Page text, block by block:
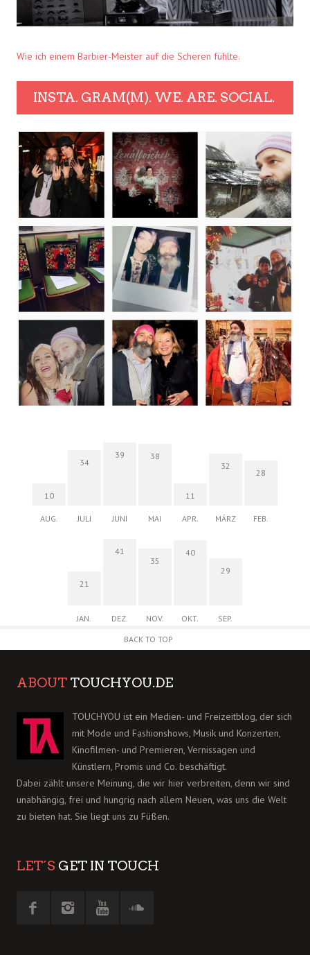
Wie ich einem Barbier-Meister auf die Scheren fühlte.
INSTA. GRAM(M). WE. ARE. SOCIAL.
10
AUG.
34
JULI
39
JUNI
38
MAI
11
APR.
32
MÄRZ
28
FEB.
21
JAN.
41
DEZ.
35
NOV.
40
OKT.
29
SEP.
BACK TO TOP
ABOUT TOUCHYOU.DE
TOUCHYOU ist ein Medien- und Freizeitblog, der sich
mit Mode und Fashionshows, Musik und Konzerten,
Kinofilmen- und Premieren, Vernissagen und
Künstlern, Promis und Co. beschäftigt.
Dabei zählt unsere Meinung, die wir hier verbreiten, denn wir sind
unabhängig, frei und hungrig nach allem Neuen, was uns die Welt
zu bieten hat. Sie liegt uns zu Füßen.
LET´S GET IN TOUCH